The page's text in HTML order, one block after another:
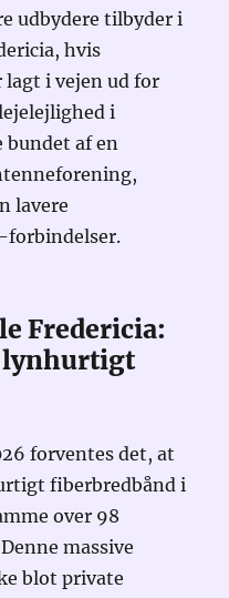
udbydere tilbyder i
hvis
i vejen ud for
i
af en
lavere
forbindelser.
Fredericia:
lynhurtigt
forventes det, at
fiberbredbånd i
over 98
massive
blot private